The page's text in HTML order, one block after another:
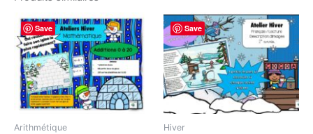
Save
Arithmétique
Save
Hiver